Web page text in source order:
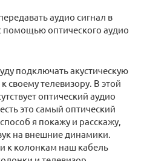
аудио сигнал в
оптического аудио
подключать акустическую
своему телевизору. В этой
оптический аудио
это самый оптический
я покажу и расскажу,
на внешние динамики.
к колонкам наш кабель